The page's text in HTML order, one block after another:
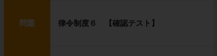
問題 律令制度６ 【確認テスト】